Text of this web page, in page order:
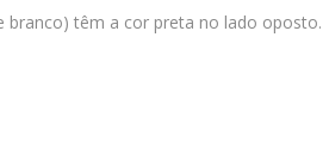
branco) têm a cor preta no lado oposto.